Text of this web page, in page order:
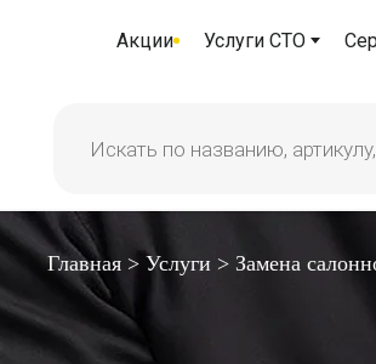
Акции Услуги СТО
Главная > Услуги > Замена